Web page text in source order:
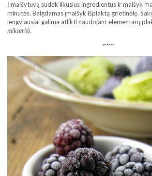
Į maišytuvą sudėk likusius ingredientus ir maišyk
minutės. Baigdamas įmaišyk išplaktą grietinėlę.
lengviausiai galima atlikti naudojant elementarų
mikseris).
~~~